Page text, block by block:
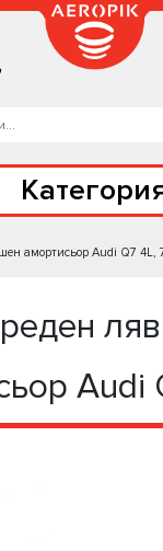
амортисьор Audi Q7 4L,
Audi